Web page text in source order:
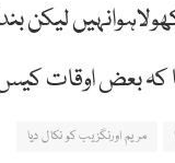
لیکن
اوقات کیس
مریم اورنگزیب کو نکال دیا